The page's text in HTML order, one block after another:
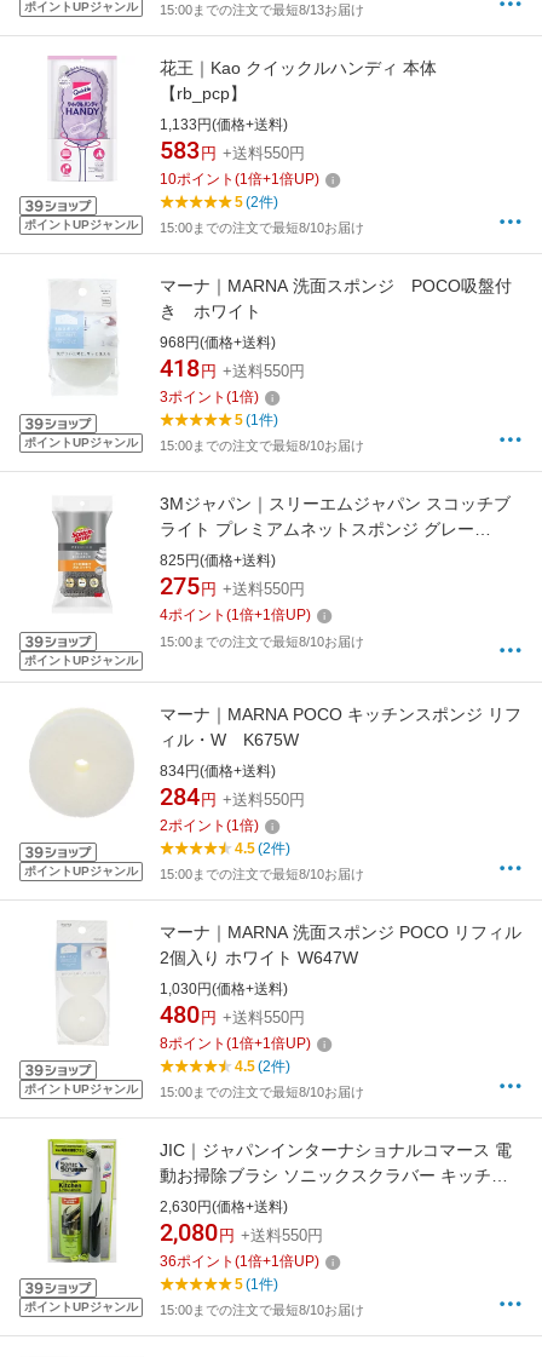
ポイントUPジャンル 15:00までの注文で最短8/13お届け
ポイントUPジャンル
花王｜Kao クイックルハンディ 本体
【rb_pcp】
1,133円(価格+送料)
583 円 +送料550円
10ポイント (1倍+1倍UP)
5(2件)
15:00までの注文で最短8/10お届け
ポイントUPジャンル
マーナ｜MARNA 洗面スポンジ POCO吸盤付
き ホワイト
968円(価格+送料)
418 円 +送料550円
3ポイント (1倍)
5(1件)
15:00までの注文で最短8/10お届け
ポイントUPジャンル
3Mジャパン｜スリーエムジャパン スコッチブ
ライト プレミアムネットスポンジ グレー
KENT-01KGY
825円(価格+送料)
275 円 +送料550円
4ポイント (1倍+1倍UP)
15:00までの注文で最短8/10お届け
ポイントUPジャンル
マーナ｜MARNA POCO キッチンスポンジ リフ
ィル・W K675W
834円(価格+送料)
284 円 +送料550円
2ポイント (1倍)
4.5(2件)
15:00までの注文で最短8/10お届け
ポイントUPジャンル
マーナ｜MARNA 洗面スポンジ POCO リフィル
2個入り ホワイト W647W
1,030円(価格+送料)
480 円 +送料550円
8ポイント (1倍+1倍UP)
4.5(2件)
15:00までの注文で最短8/10お届け
ポイントUPジャンル
JIC｜ジャパンインターナショナルコマース 電
動お掃除ブラシ ソニックスクラバー キッチン
家庭用本体セット NXSK-JP
2,630円(価格+送料)
2,080 円 +送料550円
36ポイント (1倍+1倍UP)
5(1件)
15:00までの注文で最短8/10お届け